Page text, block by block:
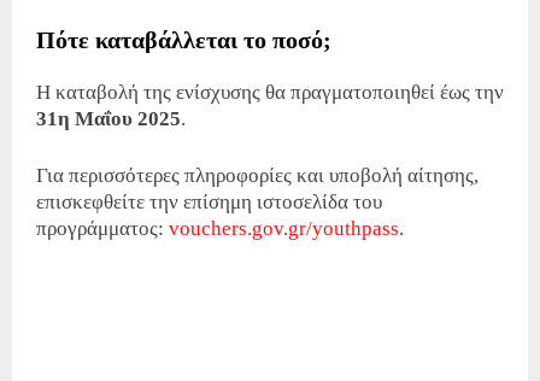
Πότε καταβάλλεται το ποσό;
Η καταβολή της ενίσχυσης θα πραγματοποιηθεί έως την
31η Μαΐου 2025.
Για περισσότερες πληροφορίες και υποβολή αίτησης,
επισκεφθείτε την επίσημη ιστοσελίδα του
προγράμματος: vouchers.gov.gr/youthpass.